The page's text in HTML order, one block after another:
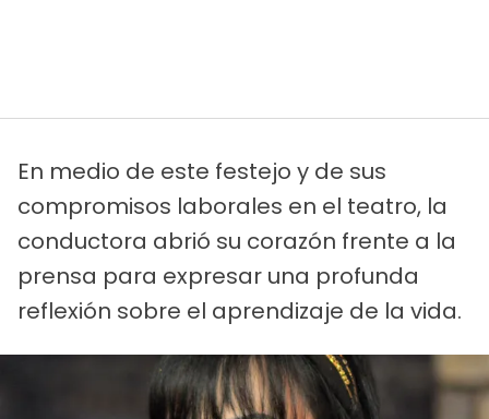
En medio de este festejo y de sus
compromisos laborales en el teatro, la
conductora abrió su corazón frente a la
prensa para expresar una profunda
reflexión sobre el aprendizaje de la vida.